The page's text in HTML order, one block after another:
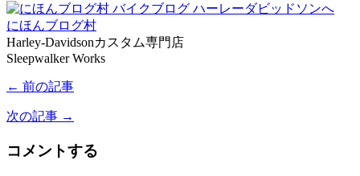
にほんブログ村
Harley-Davidsonカスタム専門店
Sleepwalker Works
← 前の記事
次の記事 →
コメントする